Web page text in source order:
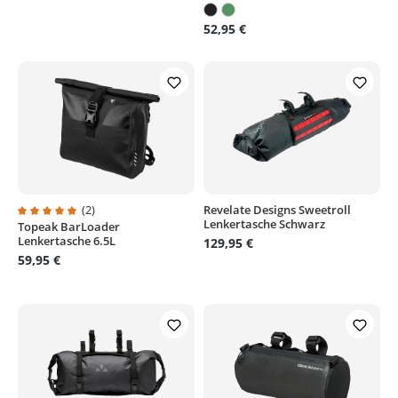
52,95 €
Durchschnittliche Bewertung von 5 von 5 Sternen
(2)
Topeak BarLoader
Lenkertasche 6.5L
59,95 €
Revelate Designs Sweetroll
Lenkertasche Schwarz
129,95 €